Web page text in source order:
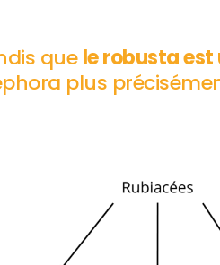
quele robusta
plus